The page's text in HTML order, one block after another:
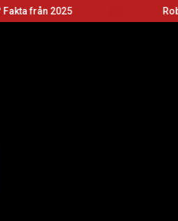
Roblox